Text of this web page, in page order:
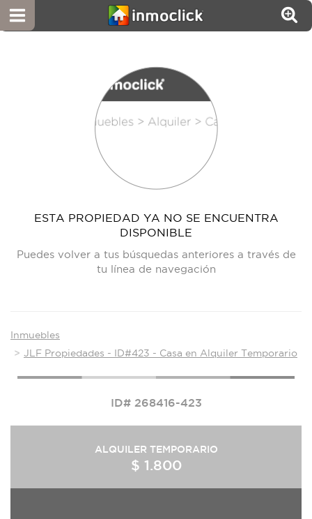
ESTA PROPIEDAD YA NO SE ENCUENTRA
DISPONIBLE
Puedes volver a tus búsquedas anteriores a través de
tu línea de navegación
Inmuebles
JLF Propiedades - ID#423 - Casa en Alquiler Temporario
ID# 268416-423
ALQUILER TEMPORARIO
$ 1.800